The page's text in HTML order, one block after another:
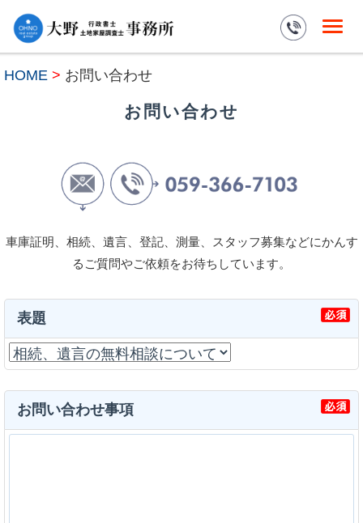
HOME > お問い合わせ
お問い合わせ
車庫証明、相続、遺言、登記、測量、スタッフ募集などにかんす
るご質問やご依頼をお待ちしています。
表題
お問い合わせ事項